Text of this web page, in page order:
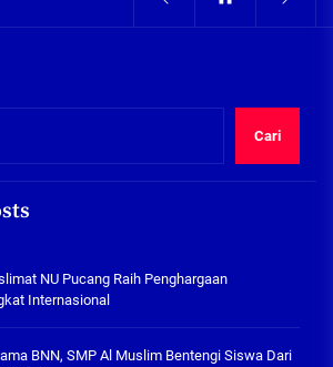
05/08/2026
Mantap, MI Muslimat NU
Pucang Raih Penghargaan
Gelar FGD Bersama BNN, SMP Al
Muslim Bentengi Siswa Dari
Pengaruh Buruk Narkoba
05/08/2026
Cari
NU Pucang Raih Penghargaan
Internasional
BNN, SMP Al Muslim Bentengi Siswa Dari